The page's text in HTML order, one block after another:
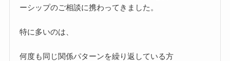
ーシップのご相談に携わってきました。
特に多いのは、
何度も同じ関係パターンを繰り返している方